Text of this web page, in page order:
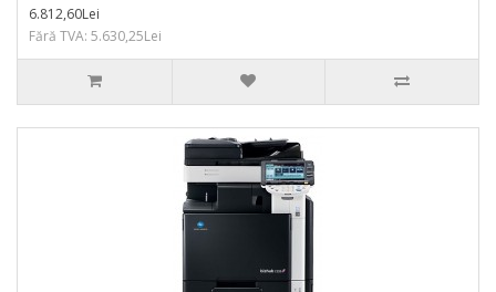
6.812,60Lei
Fără TVA: 5.630,25Lei